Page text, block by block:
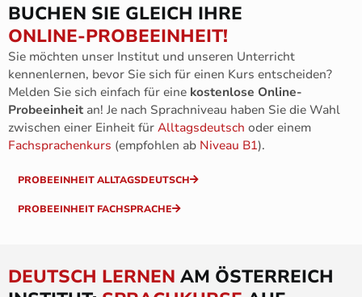
BUCHEN SIE GLEICH IHRE
ONLINE-PROBEEINHEIT!
Sie möchten unser Institut und unseren Unterricht
kennenlernen, bevor Sie sich für einen Kurs entscheiden?
Melden Sie sich einfach für eine kostenlose Online-
Probeeinheit an! Je nach Sprachniveau haben Sie die Wahl
zwischen einer Einheit für Alltagsdeutsch oder einem
Fachsprachenkurs (empfohlen ab Niveau B1).
PROBEEINHEIT ALLTAGSDEUTSCH
PROBEEINHEIT FACHSPRACHE
DEUTSCH LERNEN AM ÖSTERREICH